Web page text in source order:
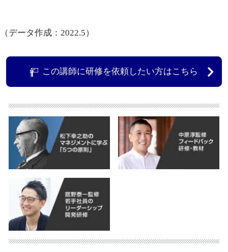
（データ作成：2022.5）
この講師に研修を依頼したい方はこちら